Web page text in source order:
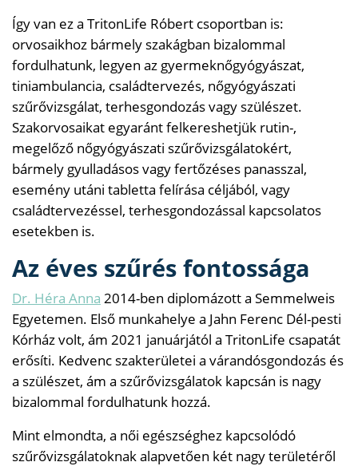
Így van ez a TritonLife Róbert csoportban is:
orvosaikhoz bármely szakágban bizalommal
fordulhatunk, legyen az gyermeknőgyógyászat,
tiniambulancia, családtervezés, nőgyógyászati
szűrővizsgálat, terhesgondozás vagy szülészet.
Szakorvosaikat egyaránt felkereshetjük rutin-,
megelőző nőgyógyászati szűrővizsgálatokért,
bármely gyulladásos vagy fertőzéses panasszal,
esemény utáni tabletta felírása céljából, vagy
családtervezéssel, terhesgondozással kapcsolatos
esetekben is.
Az éves szűrés fontossága
Dr. Héra Anna 2014-ben diplomázott a Semmelweis
Egyetemen. Első munkahelye a Jahn Ferenc Dél-pesti
Kórház volt, ám 2021 januárjától a TritonLife csapatát
erősíti. Kedvenc szakterületei a várandósgondozás és
a szülészet, ám a szűrővizsgálatok kapcsán is nagy
bizalommal fordulhatunk hozzá.
Mint elmondta, a női egészséghez kapcsolódó
szűrővizsgálatoknak alapvetően két nagy területéről